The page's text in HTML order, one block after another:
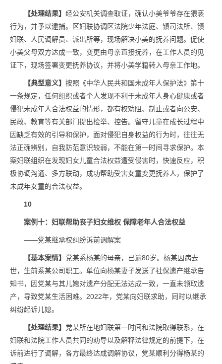
【处理结果】 经公安机关调查取证，确认小美爷爷存在猥亵
行为，并予以逮捕。区妇联协调区法院少年法庭、镇司法所、镇
妇联、人民调解员、派出所等，现场解决小美的抚养问题。促使
小美父母双方达成一致，变更由母亲直接抚养，在工作人员的见
证下，现场签署变更抚养协议，并将小美学籍转入母亲工作地。
【典型意义】 按照《中华人民共和国未成年人保护法》第十
一条规定，任何组织或者个人发现不利于未成年人身心健康或者
侵犯未成年人合法权益的情形，都有权劝阻、制止或者向公安、
民政、教育等有关部门提出检举、控告。留守儿童在成长过程中
因缺乏有效的引导和保护，面对侵犯自身权益的行为时，往往无
法正确辨别，自我防范意识较弱，不能在第一时间寻求保护。本
案妇联组织在发现妇女儿童合法权益遭受侵害时，快速反应，积
极协调沟通、多方联动，成功帮助受害女童变更抚养人，保护了
未成年女童的合法权益。
10
案例十：妇联帮助丧子妇女维权 保障老年人合法权益
——党某继承权纠纷诉前调解案
【基本案情】 党某系杨某的母亲，已逾80岁。杨某因病去
世，生前系某公司职工。单位向杨某妻子发送了社保遗产继承告
知书，因党某与其儿媳对遗产分配无法达成一致，一直未领取遗
产，导致党某生活困难。2022年，党某向妇联求助，同时以继承
纠纷起诉儿媳。
【处理结果】 党某所在地妇联第一时间和法院取得联系，在
妇联和法院工作人员共同的劝导以及解释法律规定的前提下，在
诉前进行了调解，各方最终达成调解协议，党某顺利分得杨某的